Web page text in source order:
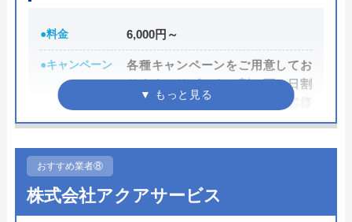
街角水道工事相談所の基本情報
運営会社 トラベルブック株式会社
代表者
所在地
東京都千代田区九段南2-4-11 パシフィ
●料金 6,000円～
●キャンペーン
各種キャンペーンをご用意してお
ります（リピーター割、雨の日割
り、前割、バースデイ割、お客様
オリジナル割）
●駆けつけ時間 ―
●定休日 年中無休
おすすめ業者⑧
株式会社アクアサービス